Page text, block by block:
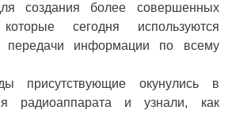
создания более совершенных
которые сегодня используются
передачи информации по всему
присутствующие окунулись в
радиоаппарата и узнали, как